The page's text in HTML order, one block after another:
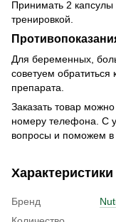
Принимать 2
тренировкой.
Для беременных,
советуем обратиться
препарата.
Заказать товар
номеру телефона. С
вопросы и поможем в
Характеристики
Бренд